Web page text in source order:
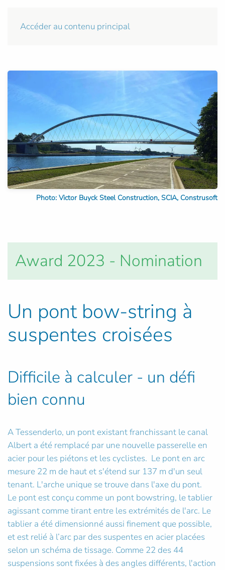
Accéder au contenu principal
Photo: Victor Buyck Steel Construction, SCIA, Construsoft
Award 2023 - Nomination
Un pont bow-string à
suspentes croisées
Difficile à calculer - un défi
bien connu
A Tessenderlo, un pont existant franchissant le canal
Albert a été remplacé par une nouvelle passerelle en
acier pour les piétons et les cyclistes. Le pont en arc
mesure 22 m de haut et s'étend sur 137 m d'un seul
tenant. L'arche unique se trouve dans l'axe du pont.
Le pont est conçu comme un pont bowstring, le tablier
agissant comme tirant entre les extrémités de l'arc. Le
tablier a été dimensionné aussi finement que possible,
et est relié à l’arc par des suspentes en acier placées
selon un schéma de tissage. Comme 22 des 44
suspensions sont fixées à des angles différents, l'action